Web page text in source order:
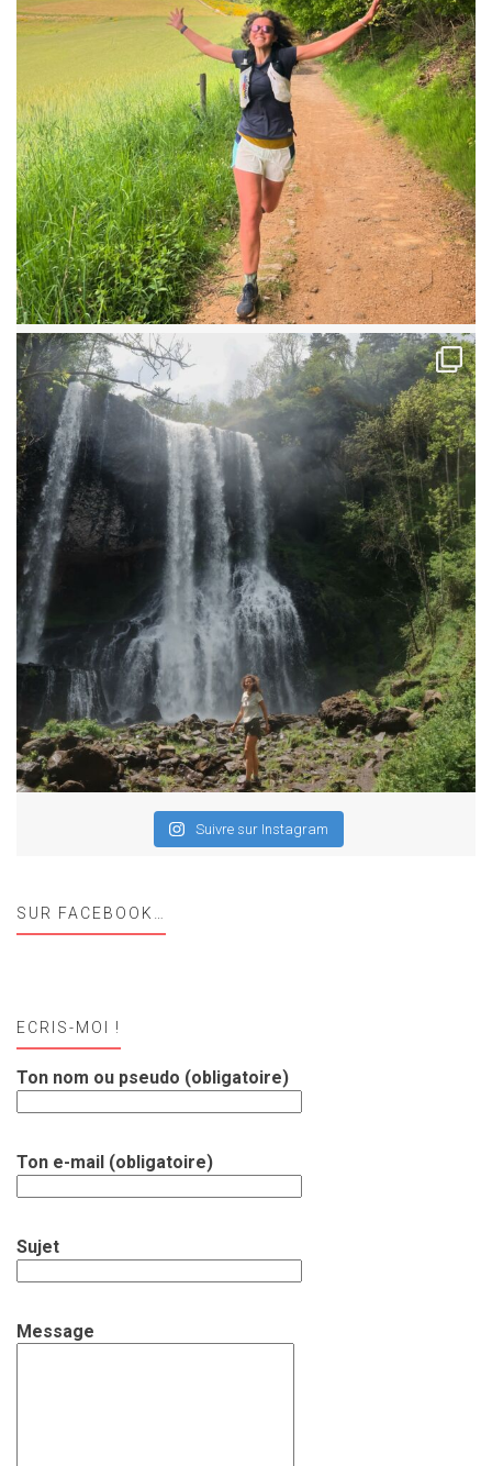
Suivre sur Instagram
SUR FACEBOOK…
ECRIS-MOI !
Ton nom ou pseudo (obligatoire)
Ton e-mail (obligatoire)
Sujet
Message